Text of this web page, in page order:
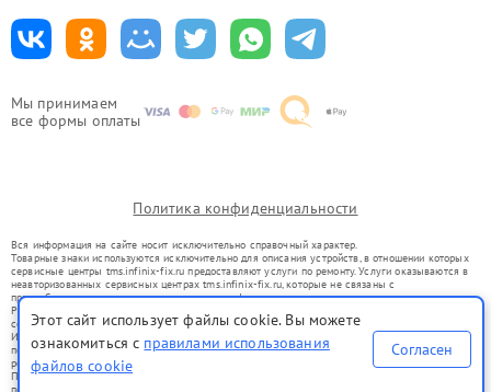
Мы принимаем
все формы оплаты
Политика конфиденциальности
Вся информация на сайте носит исключительно справочный характер.
Товарные знаки используются исключительно для описания устройств, в отношении которых
сервисные центры tms.infinix-fix.ru предоставляют услуги по ремонту. Услуги оказываются в
неавторизованных сервисных центрах tms.infinix-fix.ru, которые не связаны с
правообладателями товарных знаков или их официальными представителями.
Ремонт осуществляется для устройств, уже введенных в гражданский оборот в соответствии
со статьей 1487 ГК РФ.
Использование товарных знаков не преследует цели индивидуализации услуг или введения
потребителей в заблуждение, а служит для информирования о предоставляемых услугах по
ремонту техники указанных брендов.
Представленная на сайте информация не является публичной офертой, определяемой
Этот сайт использует файлы cookie. Вы можете
ознакомиться с правилами использования
файлов cookie
Согласен